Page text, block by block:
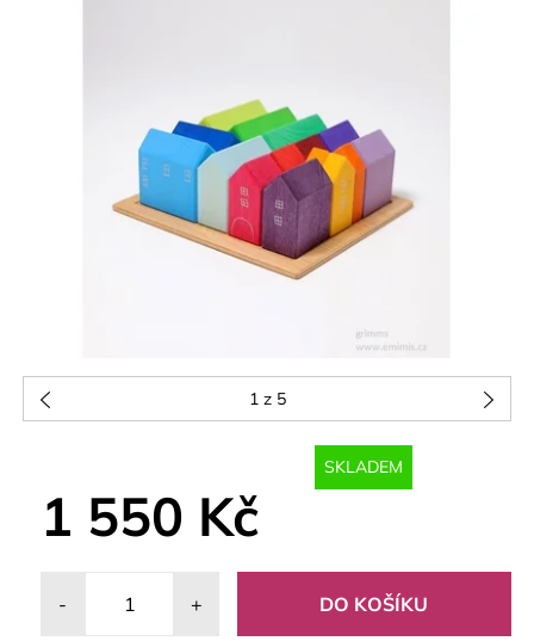
1z 5
SKLADEM
1 550 Kč
- +